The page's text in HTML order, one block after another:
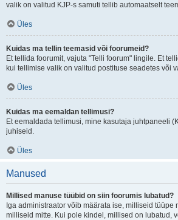
valik on valitud KJP-s samuti tellib automaatselt
Üles
Kuidas ma tellin teemasid või foorumeid?
Et tellida foorumit, vajuta "Telli foorum" lingile. Et
kui tellimise valik on valitud postituse seadetes või
Üles
Kuidas ma eemaldan tellimusi?
Et eemaldada tellimusi, mine kasutaja juhtpaneeli
juhiseid.
Üles
Manused
Millised manuse tüübid on siin foorumis lubatud?
Iga administraator võib määrata ise, milliseid tüüpe
milliseid mitte. Kui pole kindel, millised on lubatud,